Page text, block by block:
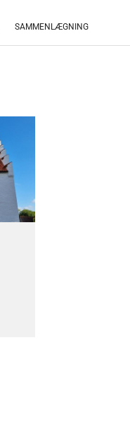
SAMMENLÆGNING